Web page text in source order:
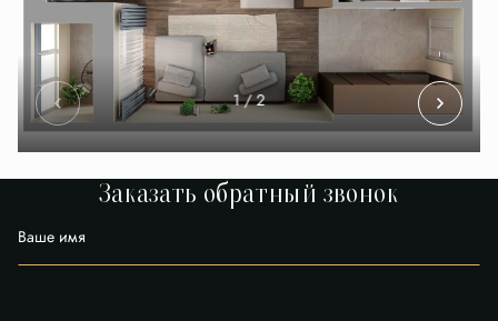
1 / 2
Заказать обратный звонок
Ваше имя